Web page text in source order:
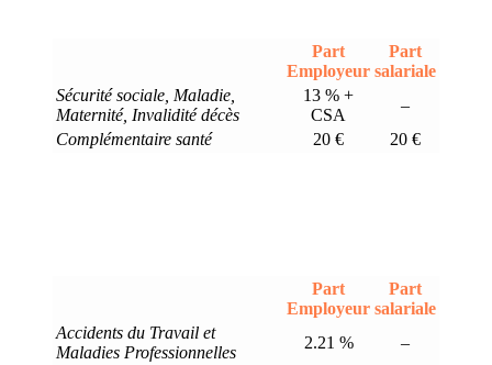
Part
Employeur
Part
salariale
Sécurité sociale, Maladie,
Maternité, Invalidité décès
13 % +
CSA
–
Complémentaire santé
20 € 20 €
Part
Employeur
Part
salariale
Accidents du Travail et
Maladies Professionnelles
2.21 % –